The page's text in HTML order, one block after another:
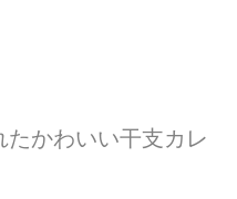
かわいい干支カレ